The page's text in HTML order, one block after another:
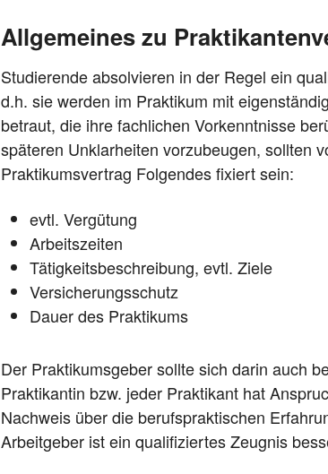
Allgemeines zu
Studierende absolvieren in der Regel ein
d.h. sie werden im Praktikum mit
betraut, die ihre fachlichen Vorkenntnisse
späteren Unklarheiten vorzubeugen, sollten
Praktikumsvertrag Folgendes fixiert sein:
evtl. Vergütung
Arbeitszeiten
Tätigkeitsbeschreibung, evtl. Ziele
Versicherungsschutz
Dauer des Praktikums
Der Praktikumsgeber sollte sich darin auch
Praktikantin bzw. jeder Praktikant hat
Nachweis über die berufspraktischen
Arbeitgeber ist ein qualifiziertes Zeugnis